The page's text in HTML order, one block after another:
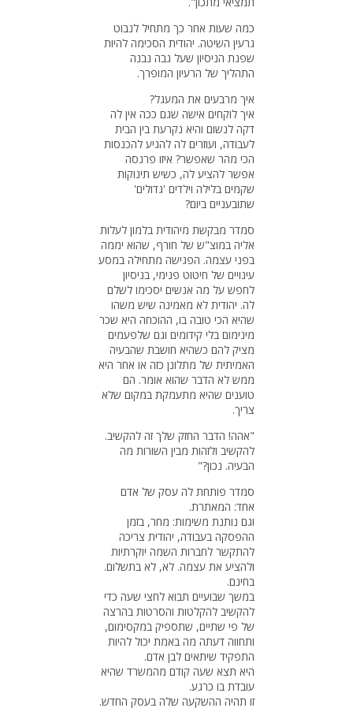
כמה שעות אחר כך מתחיל לנבוט
גרעין השיטה. יהודית הסכימה להיות
שפנת הניסיון שעל גבה נבנה
התהליך של הרעיון המופרך.
איך מרבעים את המעגל?
איך לוקחים אישה שגם ככה אין לה
דקה לנשום והיא נקרעת בין הבית
לעבודה, ועוזרים לה להגיע להכנסות
הכי מהר שאפשר? איזו פרנסה
אפשר להציע לה, כשיש תינוקות
שקמים בלילה וילדים 'גדולים'
שתובעניים ביום?
סמדר מבקשת מיהודית בלמון לעלות
אליה במוצ"ש של חורף, שהוא יממה
בפני עצמה. הפגישה מתחילה במסע
עינויים של חיטוט פנימי, בניסיון
לחפש על מה אנשים יסכימו לשלם
לה. יהודית לא מאמינה שיש משהו
שהיא הכי טובה בו, ההוכחה היא שכר
מינימום בלי קידומים וגם שלפעמים
מציק להם כשהיא חושבת שהבעיה
האמיתית של מתלונן כזה או אחר היא
ממש לא הדבר שהוא אומר. הם
טוענים שהיא מתעמקת במקום שלא
צריך.
"אהה! הדבר החזק שלך זה להקשיב.
להקשיב ולזהות מבין השורות מה
הבעיה. נכון?"
סמדר פותחת לה עסק של אדם
אחד: המאתרת.
וגם נותנת משימות: מחר, בזמן
ההפסקה בעבודה, יהודית צריכה
להתקשר לחברות השמה יוקרתיות
ולהציע את עצמה. לא, לא בתשלום.
בחינם.
במשך שבועיים תבוא לחצי שעה כדי
להקשיב להקלטות והסרטות בהרצה
של פי שתיים, שתספיק במקסימום,
ותחווה דעתה מה באמת יכול להיות
התפקיד שיתאים לבן אדם.
היא תצא שעה קודם מהמשרד שהיא
עובדת בו כרגע.
זו תהיה ההשקעה שלה בעסק החדש.